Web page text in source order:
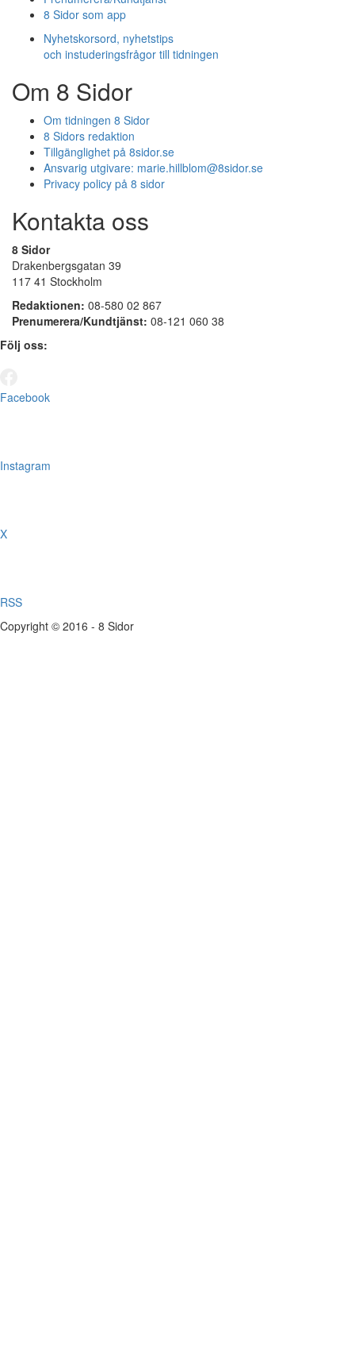
8 Sidor som app
Nyhetskorsord, nyhetstips
och instuderingsfrågor till tidningen
Om 8 Sidor
Om tidningen 8 Sidor
8 Sidors redaktion
Tillgänglighet på 8sidor.se
Ansvarig utgivare: marie.hillblom@8sidor.se
Privacy policy på 8 sidor
Kontakta oss
8 Sidor
Drakenbergsgatan 39
117 41 Stockholm
Redaktionen: 08-580 02 867
Prenumerera/Kundtjänst: 08-121 060 38
Följ oss:
Facebook
Instagram
X
RSS
Copyright © 2016 - 8 Sidor